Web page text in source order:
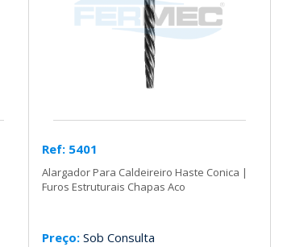
Ref: 5401
Alargador Para Caldeireiro Haste Conica |
Furos Estruturais Chapas Aco
Preço: Sob Consulta